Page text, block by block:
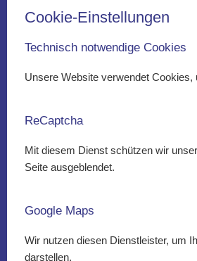
Cookie-Einstellungen
Technisch notwendige Cookies
Unsere Website verwendet
ReCaptcha
Mit diesem Dienst schützen wir
Seite ausgeblendet.
Google Maps
Wir nutzen diesen Dienstleister, um
darstellen.